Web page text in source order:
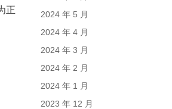
正
2024 年 5 月
2024 年 4 月
2024 年 3 月
2024 年 2 月
2024 年 1 月
2023 年 12 月